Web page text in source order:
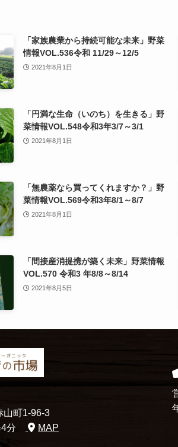
「家族農業から持続可能な未来」野菜
情報VOL.536令和 11/29～12/5
2021年8月1日
「円満な生命（いのち）を生きる」野
菜情報VOL.548令和3年3/7～3/1
2021年8月1日
「無農薬なら買ってくれますか？」野
菜情報VOL.569令和3年8/1～8/7
2021年8月1日
「間接産消提携が築く未来」野菜情報
VOL.570 令和3 年8/8～8/14
2021年8月5日
山町1-96-3
4分
MAP